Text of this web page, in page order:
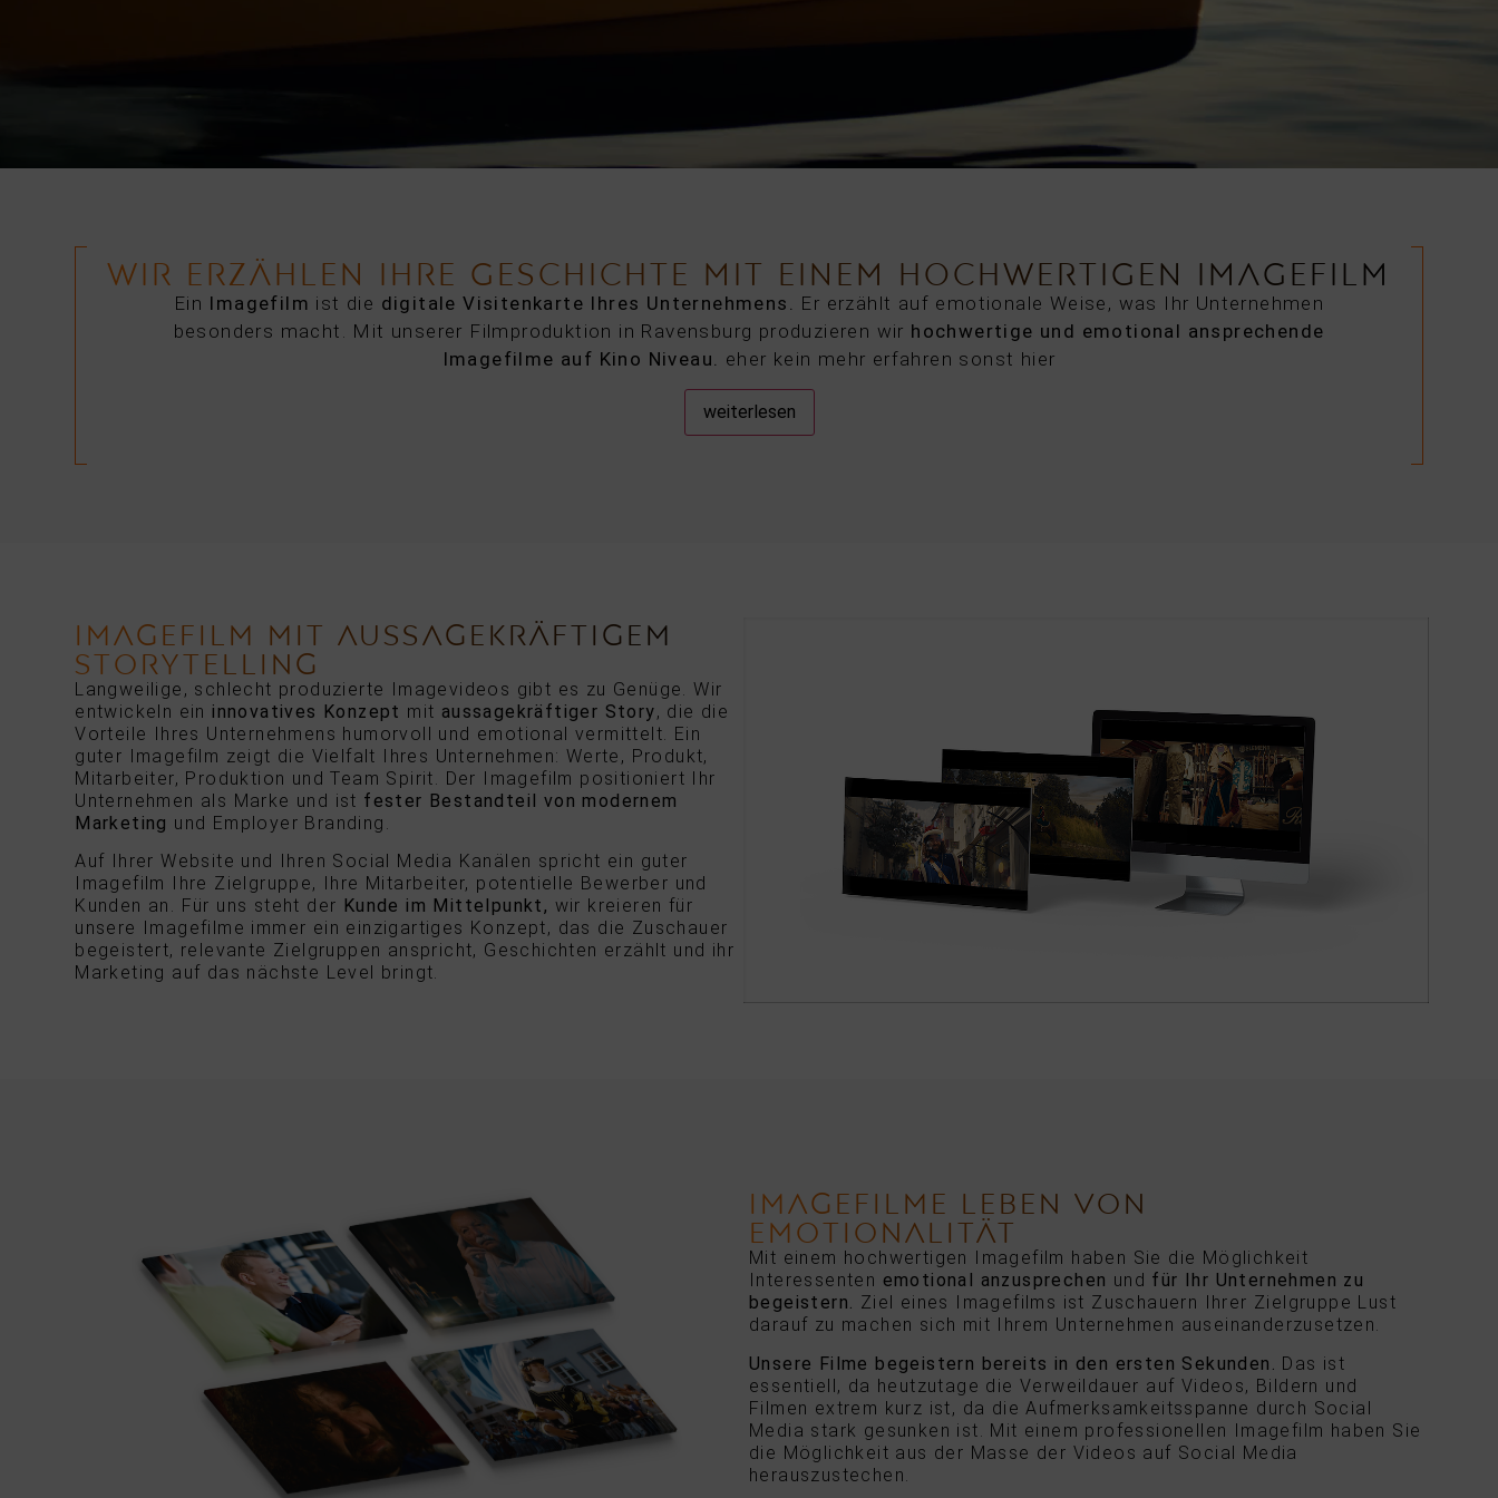
WIR ERZÄHLEN IHRE GESCHICHTE MIT EINEM HOCHWERTIGEN IMAGEFILM
Ein Imagefilm ist die digitale Visitenkarte Ihres Unternehmens.
Er erzählt auf emotionale Weise, was Ihr Unternehmen
besonders macht. Mit unserer Filmproduktion in Ravensburg produzieren wir hochwertige und emotional ansprechende
Imagefilme auf Kino Niveau.
eher kein mehr erfahren sonst hier
weiterlesen
IMAGEFILM MIT AUSSAGEKRÄFTIGEM
STORYTELLING
Langweilige, schlecht produzierte Imagevideos gibt es zu Genüge. Wir
entwickeln eininnovatives Konzept mit aussagekräftiger Story, die die
Vorteile Ihres Unternehmens humorvoll und emotional vermittelt. Ein
guter Imagefilm zeigt die Vielfalt Ihres Unternehmen: Werte, Produkt,
Mitarbeiter, Produktion und Team Spirit. Der Imagefilm positioniert Ihr
Unternehmen als Marke und ist fester Bestandteil von modernem
Marketing und Employer Branding.
Auf Ihrer Website und Ihren Social Media Kanälen spricht ein guter
Imagefilm Ihre Zielgruppe, Ihre Mitarbeiter, potentielle Bewerber und
Kunden an. Für uns steht der Kunde im Mittelpunkt, wir kreieren für
unsere Imagefilme immer ein einzigartiges Konzept, das die Zuschauer
begeistert, relevante Zielgruppen anspricht, Geschichten erzählt und ihr
Marketing auf das nächste Level bringt.
IMAGEFILME LEBEN VON
EMOTIONALITÄT
Mit einem hochwertigen Imagefilm haben Sie die Möglichkeit
Interessenten emotional anzusprechen und für Ihr Unternehmen zu
begeistern. Ziel eines Imagefilms ist Zuschauern Ihrer Zielgruppe Lust
darauf zu machen sich mit Ihrem Unternehmen auseinanderzusetzen.
Unsere Filme begeistern bereits in den ersten Sekunden. Das ist
essentiell, da heutzutage die Verweildauer auf Videos, Bildern und
Filmen extrem kurz ist, da die Aufmerksamkeitsspanne durch Social
Media stark gesunken ist. Mit einem professionellen Imagefilm haben Sie
die Möglichkeit aus der Masse der Videos auf Social Media
herauszustechen.